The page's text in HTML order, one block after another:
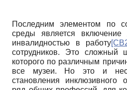
Последним элементом по
среды является
инвалидностью в работу
сотрудников. Это сложный
которого по различным
все музеи. Но это и
становления инклюзивного